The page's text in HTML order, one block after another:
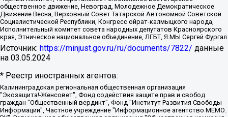
общественное движение, Невоград, Молодежное Демократическое
Движение Весна, Верховный Совет Татарской Автономной Советской
Социалистической Республики, Конгресс ойрат-калмыцкого народа,
Исполнительный комитет совета народных депутатов Красноярского
края, Этническое национальное объединение, ЛГБТ, Я.МЫ Сергей Фургал
Источник: https://minjust.gov.ru/ru/documents/7822/ данные
на 03.05.2024
* Реестр иностранных агентов:
Калининградская региональная общественная организация "Экозащита!-Женсовет", Фонд содействия защите прав и свобод граждан "Общественный вердикт", Фонд "Институт Развития Свободы Информации", Частное учреждение "Информационное агентство МЕМО. РУ", Региональная общественная организация "Общественная комиссия по сохранению наследия академика Сахарова", Фонд поддержки свободы прессы, Санкт-Петербургская общественная правозащитная организация "Гражданский контроль", Межрегиональная общественная организация "Информационно-просветительский центр "Мемориал", Региональный Фонд "Центр Защиты Прав Средств Массовой Информации", с 05.12.2023 Фонд "Центр Защиты Прав Средств массовой информации", Региональная общественная благотворительная организация помощи беженцам и мигрантам "Гражданское содействие", Негосударственное образовательное учреждение дополнительного профессионального образования (повышение квалификации) специалистов "АКАДЕМИЯ ПО ПРАВАМ ЧЕЛОВЕКА", Свердловская региональная общественная организация "Сутяжник", Автономная некоммерческая организация "Центр независимых социологических исследований", Союз общественных объединений "Российский исследовательский центр по правам человека", Региональное общественное учреждение научно-информационный центр "МЕМОРИАЛ", Некоммерческая организация "Фонд защиты гласности", Автономная некоммерческая организация "Институт прав человека", Городская общественная организация "Екатеринбургское общество "МЕМОРИАЛ", Городская общественная организация "Рязанское историко-просветительское и правозащитное общество "Мемориал" (Рязанский Мемориал), Челябинский региональный орган общественной самодеятельности – женское общественное объединение "Женщины Евразии", Челябинский региональный орган общественной самодеятельности "Уральская правозащитная группа", Фонд содействия защите здоровья и социальной справедливости имени Андрея Рылькова, Автономная Некоммерческая Организация "Аналитический Центр Юрия Левады", Автономная некоммерческая организация социальной поддержки населения "Проект Апрель", Региональная общественная организация помощи женщинам и детям, находящимся в кризисной ситуации "Информационно-методический центр "Анна", Фонд содействия развитию массовых коммуникаций и правовому просвещению "Так-так-Так", Фонд содействия устойчивому развитию "Серебряная тайга", Свердловский региональный общественный фонд социальных проектов "Новое время", "Idel.Реалии", Кавказ.Реалии, Крым.Реалии, Телеканал Настоящее Время, Татаро-башкирская служба Радио Свобода (Azatliq Radiosi), Радио Свободная Европа/Радио Свобода (PCE/PC), "Сибирь.Реалии", "Фактограф", Благотворительный фонд помощи осужденным и их семьям, Автономная некоммерческая организация "Институт глобализации и социальных движений", Фонд "В защиту прав заключенных", Частное учреждение "Центр поддержки и содействия развитию средств массовой информации", Пензенский региональный общественный благотворительный фонд "Гражданский союз", "Север.Реалии", Некоммерческая организация Фонд "Правовая инициатива", Общество с ограниченной ответственностью "Радио Свободная Европа/Радио Свобода", Чешское информационное агентство "MEDIUM-ORIENT", Красноярская региональная общественная организация "Мы против СПИДа", Камалягин Денис Николаевич, Маркелов Сергей Евгеньевич, Пономарев Лев Александрович, Савицкая Людмила Алексеевна, Автономная некоммерческая организация "Центр по работе с проблемой насилия "НАСИЛИЮ.НЕТ", Межрегиональный профессиональный союз работников здравоохранения "Альянс врачей", Юридическое лицо, зарегистрированное в Латвийской Республике, SIA "Medusa Project" (регистрационный номер 40103797863, дата регистрации 10.06.2014), Некоммерческая организация "Фонд по борьбе с коррупцией", Автономная некоммерческая организация "Институт права и публичной политики", Баданин Роман Сергеевич, Гликин Максим Александрович, Железнова Мария Михайловна, Лукьянова Юлия Сергеевна, Маетная Елизавета Витальевна, Маняхин Петр Борисович, Чуракова Ольга Владимировна, Ярош Юлия Петровна, Юридическое лицо "The Insider SIA", зарегистрированное в Риге, Латвийская Республика (дата регистрации 26.06.2015), являющееся администратором доменного имени интернет-издания "The Insider SIA", https://theins.ru, Постернак Алексей Евгеньевич, Рубин Михаил Аркадьевич, Анин Роман Александрович, Юридическое лицо Istories fonds, зарегистрированное в Латвийской Республике (регистрационный номер 50008295751, дата регистрации 24.02.2020), Великовский Дмитрий Александрович, Долинина Ирина Николаевна, Мароховская Алеся Алексеевна, Шлейнов Роман Юрьевич, Шмагун Олеся Валентиновна, Общество с ограниченной ответственностью "Альтаир 2021", Общество с ограниченной ответственностью "Вега 2021", Общество с ограниченной ответственностью "Главный редактор 2021", Общество с ограниченной ответственностью "Ромашки монолит", Важенков Артем Валерьевич, Ивановская областная общественная организация "Центр гендерных исследований", Гурман Юрий Альбертович, Медиапроект "ОВД-Инфо", Егоров Владимир Владимирович, Жилинский Владимир Александрович, Общество с ограниченной ответственностью "ЗП", Иванова София Юрьевна, Карезина Инна Павловна, Кильтау Екатерина Викторовна, Петров Алексей Викторович, Пискунов Сергей Евгеньевич, Смирнов Сергей Сергеевич, Тихонов Михаил Сергеевич, Общество с ограниченной ответственностью "ЖУРНАЛИСТ-ИНОСТРАННЫЙ АГЕНТ", Арапова Галина Юрьевна, Вольтская Татьяна Анатольевна, Американская компания "Mason G.E.S. Anonymous Foundation" (США), являющаяся владельцем интернет-издания https://mnews.world/, Компания "Stichting Bellingcat", зарегистрированная в Нидерландах (дата регистрации 11.07.2018), Захаров Андрей Вячеславович, Клепиковская Екатерина Дмитриевна, Общество с ограниченной ответственностью "МЕМО", Перл Роман Александрович, Симонов Евгений Алексеевич, Соловьева Елена Анатольевна, Сотников Даниил Владимирович, Сурначева Елизавета Дмитриевна, Автономная некоммерческая организация по защите прав человека и информированию населения "Якутия – Наше Мнение", Общество с ограниченной ответственностью "Москоу диджитал медиа", с 26.01.2023 Общество с ограниченной ответственностью "Чайка Белые сады", Ветошкина Валерия Валерьевна, Заговора Максим Александрович, Межрегиональное общественное движение "Российская ЛГБТ - сеть", Оленичев Максим Владимирович, Павлов Иван Юрьевич, Скворцова Елена Сергеевна, Общество с ограниченной ответственностью "Как бы инагент", Кочетков Игорь Викторович, Общество с ограниченной ответственностью "Честные выборы", Еланчик Олег Александрович, Общество с ограниченной ответственностью "Нобелевский призыв", Гималова Регина Эмилевна, Григорьев Андрей Валерьевич, Григорьева Алина Александровна, Ассоциация по содействию защите прав призывников, альтернативнослужащих и военнослужащих "Правозащитная группа "Гражданин.Армия.Право", Хисамова Регина Фаритовна, Автономная некоммерческая организация по реализации социально-правовых программ "Лилит", Дальневосточное общественное движение "Маяк", Санкт-Петербургская ЛГБТ-инициативная группа "Выход", Инициативная группа ЛГБТ+ "Реверс", Алексеев Андрей Викторович, Бекбулатова Таисия Львовна, Беляев Иван Михайлович, Владыкина Елена Сергеевна, Гельман Марат Александрович, Никульшина Вероника Юрьевна, Толоконникова Надежда Андреевна, Шендерович Виктор Анатольевич, Общество с ограниченной ответственностью "Данное сообщение", Общество с ограниченной ответственностью Издательский дом "Новая глава", Айнбиндер Александра Александровна, Московский комьюнити-центр для ЛГБТ+инициатив, Благотворительный фонд развития филантропии, Deutsche Welle (Германия, Kurt-Schumacher-Strasse 3, 53113 Bonn), Борзунова Мария Михайловна, Воробьев Виктор Викторович, Голубева Анна Львовна, Константинова Алла Михайловна, Малкова Ирина Владимировна, Мурадов Мурад Абдулгалимович, Осетинская Елизавета Николаевна, Понасенков Евгений Николаевич, Ганапольский Матвей Юрьевич, Киселев Евгений Алексеевич, Борухович Ирина Григорьевна, Дремин Иван Тимофеевич, Дубровский Дмитрий Викторович, Красноярская региональная общественная организация поддержки и развития альтернативных образовательных технологий и межкультурных коммуникаций "ИНТЕРРА", Маяковская Екатерина Алексеевна, Фейгин Марк Захарович, Филимонов Андрей Викторович, Дзугкоева Регина Николаевна, Доброхотов Роман Александрович, Дудь Юрий Александрович, Елкин Сергей Владимирович, Кругликов Кирилл Игоревич, Сабунаева Мария Леонидовна, Семенов Алексей Владимирович, Шаинян Карен Багратович, Шульман Екатерина Михайловна, Асафьев Артур Валерьевич, Вахштайн Виктор Семенович, Венедиктов Алексей Алексеевич, Лушникова Екатерина Евгеньевна, Волков Леонид Михайлович, Невзоров Александр Глебович, Пархоменко Сергей Борисович, Сироткин Ярослав Николаевич, Кара-Мурза Владимир Владимирович, Баранова Наталья Владимировна, Гозман Леонид Яковлевич, Кагарлицкий Борис Юльевич, Климарев Михаил Валерьевич, Милов Владимир Станиславович, Автономная некоммерческая организация Краснодарский центр современного искусства "Типография", Моргенштерн Алишер Тагирович, Соболь Любовь Эдуардовна, Общество с ограниченной ответственностью "ЛИЗА НОРМ", Каспаров Гарри Кимович, Ходорковский Михаил Борисович, Общество с ограниченной ответственностью "Апрельские тезисы", Данилович Ирина Брониславовна, Кашин Олег Владимирович, Петров Николай Владимирович, Пивоваров Алексей Владимирович, Соколов Михаил Владимирович, Цветкова Юлия Владимировна, Чичваркин Евгений Александрович, Комитет против пыток/Команда против пыток, Общество с ограниченной ответственностью "Первый научный", Общество с ограниченной ответственностью "Вертолет и ко", Белоцерковская Вероника Борисовна, Кац Максим Евгеньевич, Лазарева Татьяна Юрьевна, Шаведдинов Руслан Табризович, Яшин Илья Валерьевич, Общество с ограниченной ответственностью "Иноагент ААВ", Алешковский Дмитрий Петрович, Альбац Евгения Марковна, Быков Дмитрий Львович, Галямина Юлия Евгеньевна, Лойко Сергей Леонидович, Мартынов Кирилл Константинович, Медведев Сергей Александрович, Крашенинников Федор Геннадиевич, Гордеева Катерина Вл